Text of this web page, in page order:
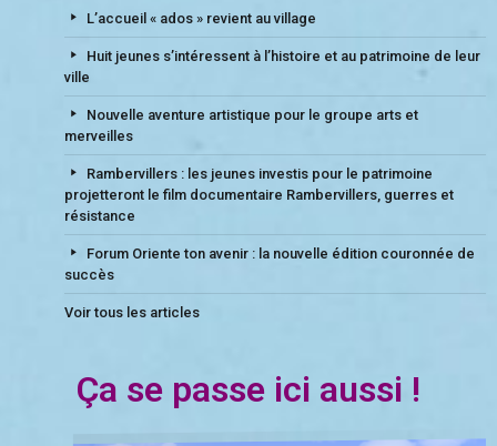
L’accueil « ados » revient au village
Huit jeunes s’intéressent à l’histoire et au patrimoine de leur
ville
Nouvelle aventure artistique pour le groupe arts et
merveilles
Rambervillers : les jeunes investis pour le patrimoine
projetteront le film documentaire Rambervillers, guerres et
résistance
Forum Oriente ton avenir : la nouvelle édition couronnée de
succès
Voir tous les articles
Ça se passe ici aussi !